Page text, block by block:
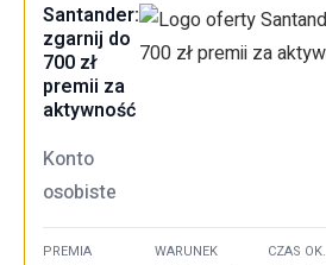
Santander:
zgarnij do
700 zł
premii za
aktywność
Konto
osobiste
PREMIA WARUNEK CZAS OK.